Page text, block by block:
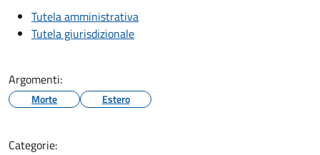
Tutela amministrativa
Tutela giurisdizionale
Argomenti:
Morte Estero
Categorie: